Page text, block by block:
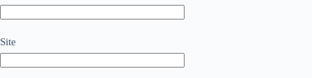
Site